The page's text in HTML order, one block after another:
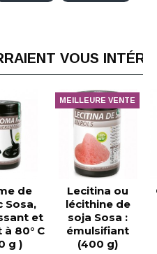
VOUS
de
Sosa,
et
80° C
g )
MEILLEURE VENTE
Lecitina ou
lécithine de
soja Sosa :
émulsifiant
(400 g)